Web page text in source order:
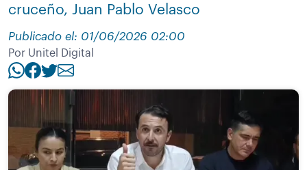
cruceño, Juan Pablo Velasco
Publicado el: 01/06/2026 02:00
Por Unitel Digital